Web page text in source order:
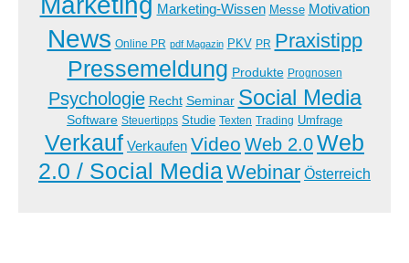
Marketing-Wissen Messe Motivation
News Online PR pdf Magazin PKV PR Praxistipp
Pressemeldung Produkte Prognosen
Psychologie Recht Seminar Social Media
Software Steuertipps Studie Texten Trading Umfrage
Verkauf Verkaufen Video Web 2.0Web
2.0 / Social MediaWebinar Österreich